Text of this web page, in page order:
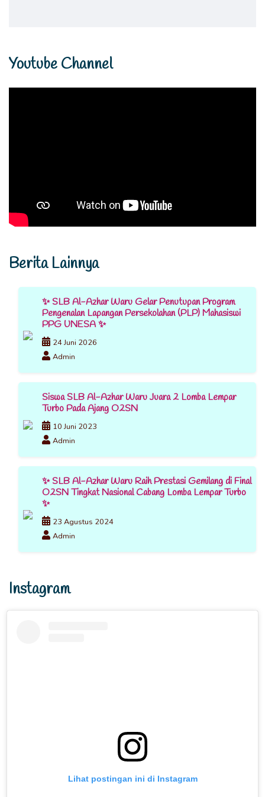
Youtube Channel
Berita Lainnya
✨ SLB Al-Azhar Waru Gelar Penutupan Program
Pengenalan Lapangan Persekolahan (PLP) Mahasiswi
PPG UNESA ✨
24 Juni 2026
Admin
Siswa SLB Al-Azhar Waru Juara 2 Lomba Lempar
Turbo Pada Ajang O2SN
10 Juni 2023
Admin
✨ SLB Al-Azhar Waru Raih Prestasi Gemilang di Final
O2SN Tingkat Nasional Cabang Lomba Lempar Turbo
✨
23 Agustus 2024
Admin
Instagram
Lihat postingan ini di Instagram